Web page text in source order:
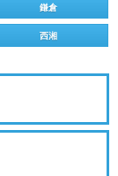
鎌倉
西湘